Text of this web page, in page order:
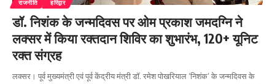
राजनीति हरिद्वार
डॉ. निशंक के जन्मदिवस पर ओम प्रकाश जमदग्नि ने
लक्सर में किया रक्तदान शिविर का शुभारंभ, 120+ यूनिट
रक्त संग्रह
लक्सर। पूर्व मुख्यमंत्री एवं पूर्व केंद्रीय मंत्री डॉ. रमेश पोखरियाल ‘निशंक’ के जन्मदिवस के